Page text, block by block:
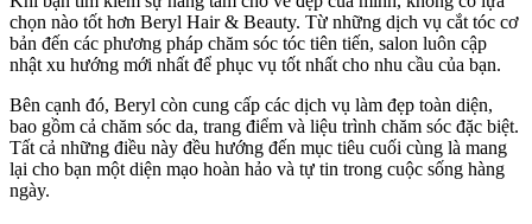
chọn nào tốt hơn Beryl Hair & Beauty. Từ những dịch vụ cắt tóc cơ
bản đến các phương pháp chăm sóc tóc tiên tiến, salon luôn cập
nhật xu hướng mới nhất để phục vụ tốt nhất cho nhu cầu của bạn.
Bên cạnh đó, Beryl còn cung cấp các dịch vụ làm đẹp toàn diện,
bao gồm cả chăm sóc da, trang điểm và liệu trình chăm sóc đặc biệt.
Tất cả những điều này đều hướng đến mục tiêu cuối cùng là mang
lại cho bạn một diện mạo hoàn hảo và tự tin trong cuộc sống hàng
ngày.